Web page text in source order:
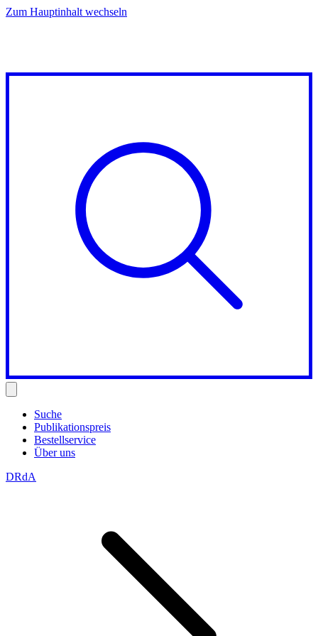
Zum Hauptinhalt wechseln
Suche
Publikationspreis
Bestellservice
Über uns
DRdA